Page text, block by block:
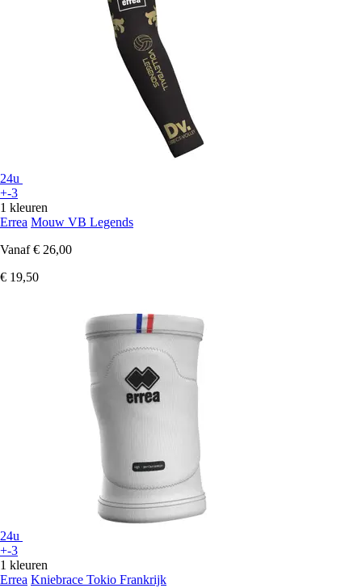
24u
+-3
1 kleuren
Errea Mouw VB Legends
Vanaf € 26,00
€ 19,50
24u
+-3
1 kleuren
Errea Kniebrace Tokio Frankrijk